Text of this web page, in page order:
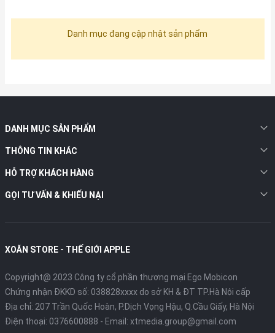
Danh mục đang cập nhật sản phẩm
DANH MỤC SẢN PHẨM
THÔNG TIN KHÁC
HỖ TRỢ KHÁCH HÀNG
GỌI TƯ VẤN & KHIẾU NẠI
XOĂN STORE - THẾ GIỚI APPLE
Copyright@ 2023 Công ty cổ phần thương mại Ego Mobicon
Chứng nhận ĐKKD số: 038828xxxx do sở KH & ĐT TP.Hà Nội cấp
Địa chỉ: 207 Trần Quốc Hoàn, P.Dịch Vọng Hậu, Q.Cầu Giấy, Hà Nội
Điện thoại: 0376600888 - Email: xtmedia.group@gmail.com